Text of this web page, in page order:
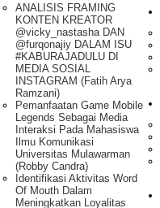
ANALISIS FRAMING
KONTEN KREATOR
@vicky_nastasha DAN
@furqonajiy DALAM ISU
#KABURAJADULU DI
MEDIA SOSIAL
INSTAGRAM (Fatih Arya
Ramzani)
Pemanfaatan Game Mobile
Legends Sebagai Media
Interaksi Pada Mahasiswa
Ilmu Komunikasi
Universitas Mulawarman
(Robby Candra)
Identifikasi Aktivitas Word
Of Mouth Dalam
Meningkatkan Loyalitas